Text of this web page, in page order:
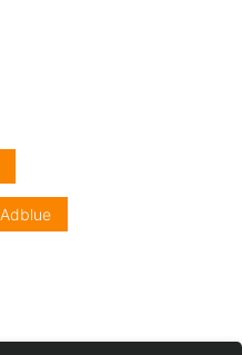
Adblue